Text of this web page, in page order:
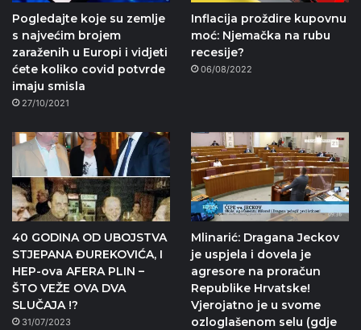
Pogledajte koje su zemlje
s najvećim brojem
zaraženih u Europi i vidjeti
ćete koliko covid potvrde
imaju smisla
27/10/2021
Inflacija proždire kupovnu
moć: Njemačka na rubu
recesije?
06/08/2022
40 GODINA OD UBOJSTVA
STJEPANA ĐUREKOVIĆA, I
HEP-ova AFERA PLIN –
ŠTO VEŽE OVA DVA
SLUČAJA !?
31/07/2023
Mlinarić: Dragana Jeckov
je uspjela i dovela je
agresore na proračun
Republike Hrvatske!
Vjerojatno je u svome
ozloglašenom selu (gdje